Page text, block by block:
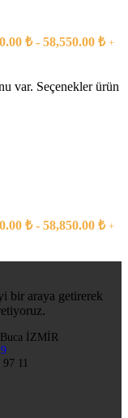
₺ - 58,550.00 ₺ +
var. Seçenekler ürün
₺ - 58,850.00 ₺ +
bir araya getirerek
İZMİR
11